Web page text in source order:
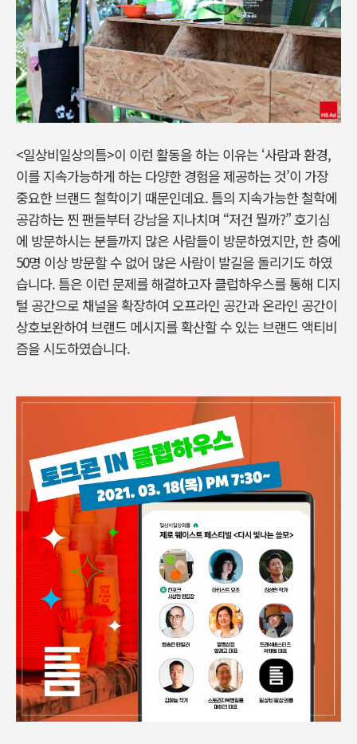
<일상비일상의틈>이 이런 활동을 하는 이유는 ‘사람과 환경,
이를 지속가능하게 하는 다양한 경험을 제공하는 것’이 가장
중요한 브랜드 철학이기 때문인데요. 틈의 지속가능한 철학에
공감하는 찐 팬들부터 강남을 지나치며 “저건 뭘까?” 호기심
에 방문하시는 분들까지 많은 사람들이 방문하였지만, 한 층에
50명 이상 방문할 수 없어 많은 사람이 발길을 돌리기도 하였
습니다. 틈은 이런 문제를 해결하고자 클럽하우스를 통해 디지
털 공간으로 채널을 확장하여 오프라인 공간과 온라인 공간이
상호보완하여 브랜드 메시지를 확산할 수 있는 브랜드 액티비
즘을 시도하였습니다.